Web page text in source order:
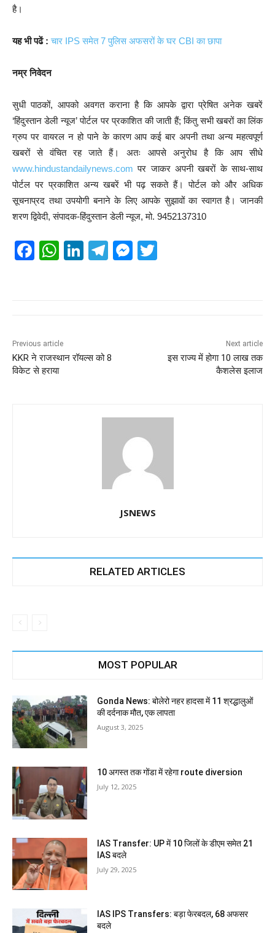
है।
यह भी पढें : चार IPS समेत 7 पुलिस अफसरों के घर CBI का छापा
नम्र निवेदन
सुधी पाठकों, आपको अवगत कराना है कि आपके द्वारा प्रेषित अनेक खबरें
‘हिंदुस्तान डेली न्यूज’ पोर्टल पर प्रकाशित की जाती हैं; किंतु सभी खबरों का लिंक
ग्रुप पर वायरल न हो पाने के कारण आप कई बार अपनी तथा अन्य महत्वपूर्ण
खबरों से वंचित रह जाते हैं। अतः आपसे अनुरोध है कि आप सीधे
www.hindustandailynews.com पर जाकर अपनी खबरों के साथ-साथ
पोर्टल पर प्रकाशित अन्य खबरें भी पढ़ सकते हैं। पोर्टल को और अधिक
सूचनाप्रद तथा उपयोगी बनाने के लिए आपके सुझावों का स्वागत है। जानकी
शरण द्विवेदी, संपादक-हिंदुस्तान डेली न्यूज, मो. 9452137310
F
o
o
W
p
p
Li
n
T
m
M
Previous article
KKR ने राजस्थान रॉयल्स को 8
विकेट से हराया
Next article
इस राज्य में होगा 10 लाख तक
कैशलेस इलाज
JSNEWS
RELATED ARTICLES
MOST POPULAR
Gonda News: बोलेरो नहर हादसा में 11 श्रद्धालुओं
की दर्दनाक मौत, एक लापता
August 3, 2025
10 अगस्त तक गोंडा में रहेगा route diversion
July 12, 2025
IAS Transfer: UP में 10 जिलों के डीएम समेत 21
IAS बदले
July 29, 2025
IAS IPS Transfers: बड़ा फेरबदल, 68 अफसर
बदले